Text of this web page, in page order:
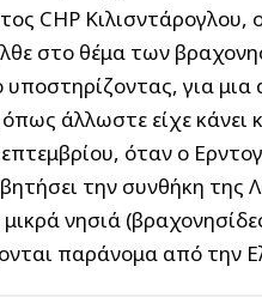
CHP Κιλισντάρογλου,
στο θέμα των
υποστηρίζοντας, για μια
άλλωστε είχε κάνει
όταν ο
την συνθήκη της
μικρά νησιά
παράνομα από την